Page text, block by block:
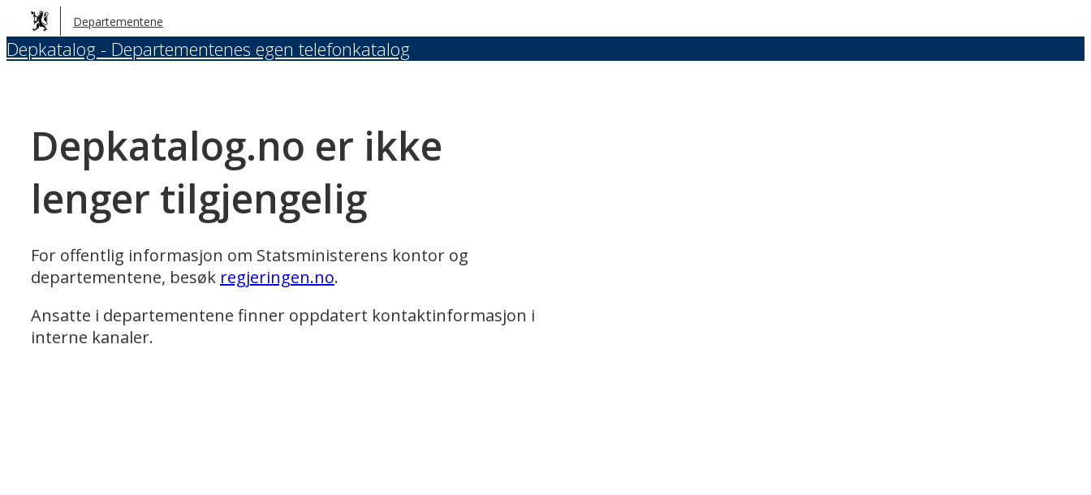
Hopp
til
hovedinnhold
Departementene
Depkatalog - Departementenes egen telefonkatalog
Depkatalog.no er ikke
lenger tilgjengelig
For offentlig informasjon om Statsministerens kontor og
departementene, besøk regjeringen.no.
Ansatte i departementene finner oppdatert kontaktinformasjon i
interne kanaler.